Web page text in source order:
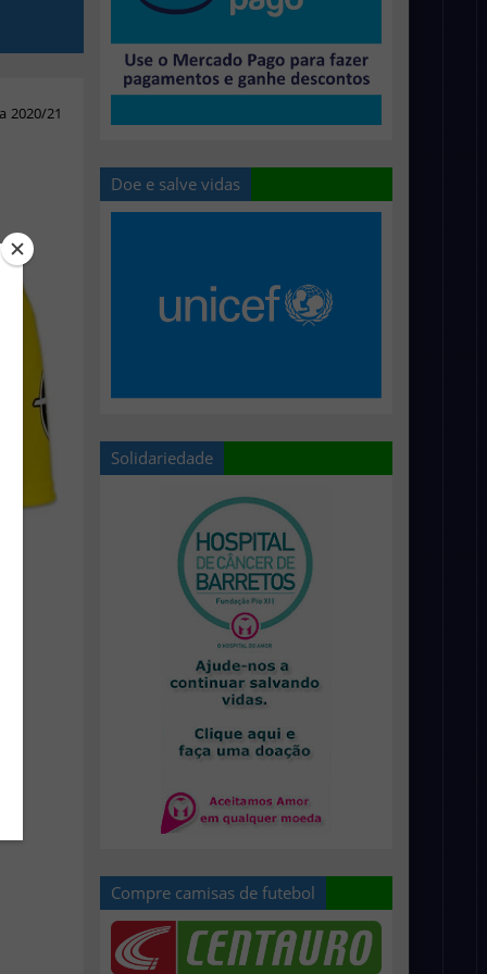
2020/21
Doe e salve vidas
Solidariedade
Compre camisas de futebol